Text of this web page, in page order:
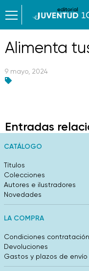
Alimenta
9 mayo, 2024
Entradas
CATÁLOGO
Títulos
Colecciones
Autores e ilustradores
Novedades
LA COMPRA
Condiciones contratación
Devoluciones
Gastos y plazos de envío